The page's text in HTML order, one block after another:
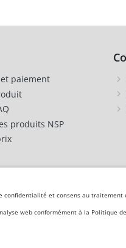
paiement
produits NSP
, Italie, Îles Canaries, Chypre,
Suède,Estonie.
de ce site sont fournies à titre
confidentialité et consens au traitement
web conformément à la Politique